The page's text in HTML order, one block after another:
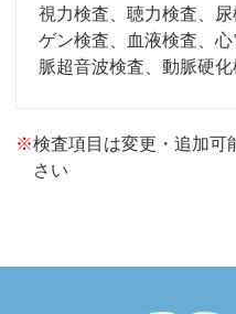
視力検査、聴力検査、
ゲン検査、血液検査、 心
脈超音波検査、動脈硬
※検査項目は変更・追加可
さい